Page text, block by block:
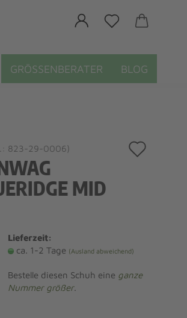
GRÖSSENBERATER BLOG
823-29-0006)
MID
Lieferzeit:
ca. 1-2 Tage (Ausland abweichend)
Bestelle diesen Schuh eine ganze
Nummer größer.